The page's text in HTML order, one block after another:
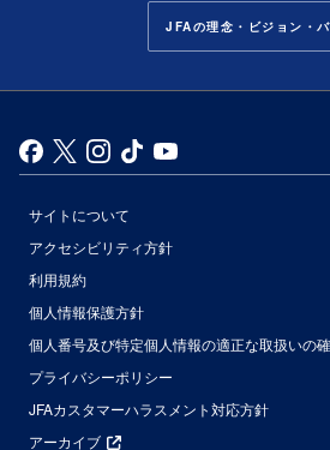
JFAの理念・ビジョン・
サイトについて
アクセシビリティ方針
利用規約
個人情報保護方針
個人番号及び特定個人情報の適正な取扱いの
プライバシーポリシー
JFAカスタマーハラスメント対応方針
アーカイブ